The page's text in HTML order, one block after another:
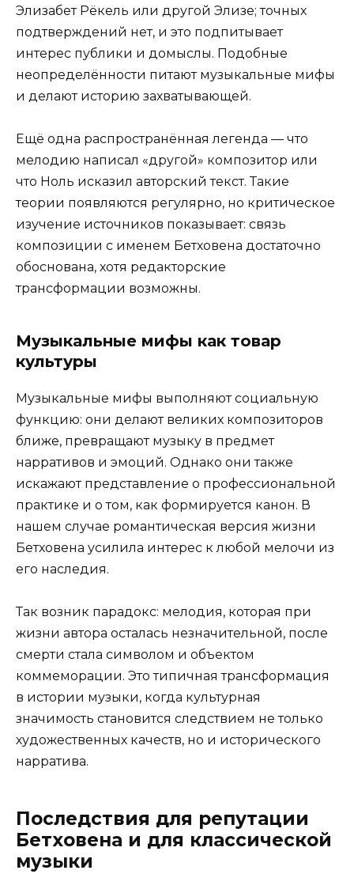
Элизабет Рёкель или другой Элизе; точных
подтверждений нет, и это подпитывает
интерес публики и домыслы. Подобные
неопределённости питают музыкальные мифы
и делают историю захватывающей.
Ещё одна распространённая легенда — что
мелодию написал «другой» композитор или
что Ноль исказил авторский текст. Такие
теории появляются регулярно, но критическое
изучение источников показывает: связь
композиции с именем Бетховена достаточно
обоснована, хотя редакторские
трансформации возможны.
Музыкальные мифы как товар
культуры
Музыкальные мифы выполняют социальную
функцию: они делают великих композиторов
ближе, превращают музыку в предмет
нарративов и эмоций. Однако они также
искажают представление о профессиональной
практике и о том, как формируется канон. В
нашем случае романтическая версия жизни
Бетховена усилила интерес к любой мелочи из
его наследия.
Так возник парадокс: мелодия, которая при
жизни автора осталась незначительной, после
смерти стала символом и объектом
коммеморации. Это типичная трансформация
в истории музыки, когда культурная
значимость становится следствием не только
художественных качеств, но и исторического
нарратива.
Последствия для репутации
Бетховена и для классической
музыки